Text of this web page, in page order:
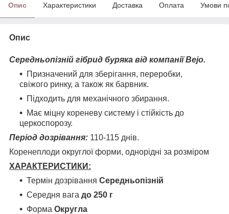
Опис Характеристики Доставка Оплата Умови
Опис
Середньопізній гібрид буряка від компанії Bejo.
Призначений для зберігання, переробки,
свіжого ринку, а також як барвник.
Підходить для механічного збирання.
Має міцну кореневу систему і стійкість до
церкоспорозу.
Період дозрівання: 110-115 днів.
Коренеплоди округлої форми, однорідні за розміром
ХАРАКТЕРИСТИКИ:
Термін дозрівання Середньопізній
Середня вага до 250 г
Форма Округла